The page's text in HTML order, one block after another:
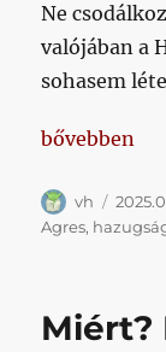
Ne
valójában a
sohasem
„Nem
bővebben
Szerző
vh
Agres,
Miért?